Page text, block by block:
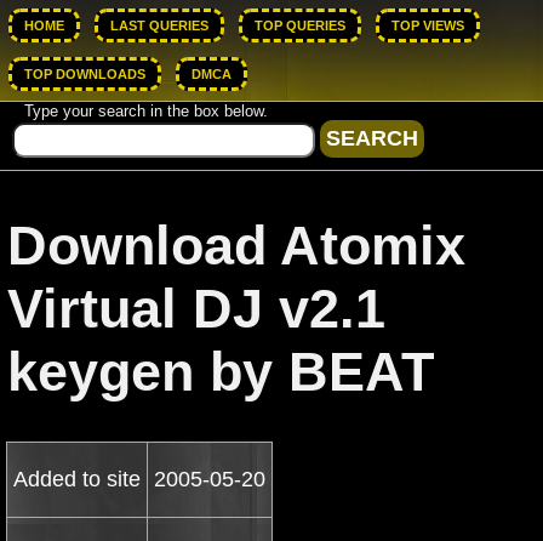
HOME LAST QUERIES TOP QUERIES TOP VIEWS
TOP DOWNLOADS DMCA
Type your search in the box below.
Download Atomix
Virtual DJ v2.1
keygen by BEAT
Added to site 2005-05-20